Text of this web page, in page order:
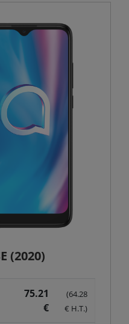
(2020)
75.21
€
(64.28
€ H.T.)